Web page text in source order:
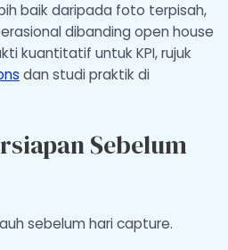
baik daripada foto terpisah,
dibanding open house
kuantitatif untuk KPI, rujuk
dan studi praktik di
Sebelum
sebelum hari capture.